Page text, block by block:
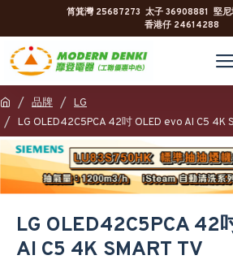
筲箕灣 25687273 太子 36908881 堅
香港仔 24614288
品牌
LG
LG OLED42C5PCA 42吋 OLED evo AI C5 4K
LG OLED42C5PCA 42
AI C5 4K SMART TV